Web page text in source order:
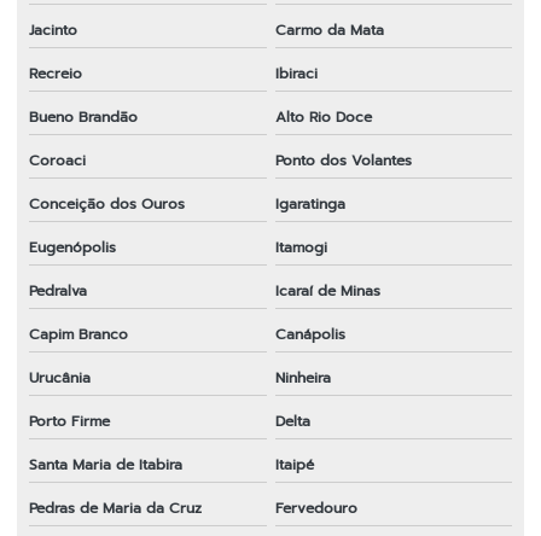
Jacinto
Carmo da Mata
Recreio
Ibiraci
Bueno Brandão
Alto Rio Doce
Coroaci
Ponto dos Volantes
Conceição dos Ouros
Igaratinga
Eugenópolis
Itamogi
Pedralva
Icaraí de Minas
Capim Branco
Canápolis
Urucânia
Ninheira
Porto Firme
Delta
Santa Maria de Itabira
Itaipé
Pedras de Maria da Cruz
Fervedouro